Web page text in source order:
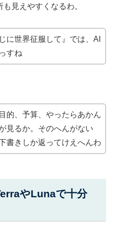
見えやすくなるわ。
に世界征服して』では、AI
すね
的、予算、やったらあかん
見るか。そのへんがない
書きしか返ってけえへんわ
やLunaで十分